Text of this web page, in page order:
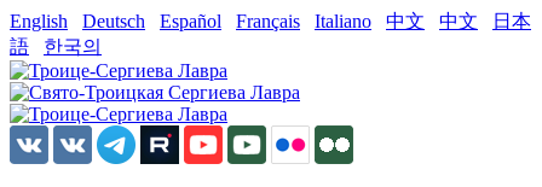
English Deutsch Español Français Italiano 中文 中文
日本
語
한국의